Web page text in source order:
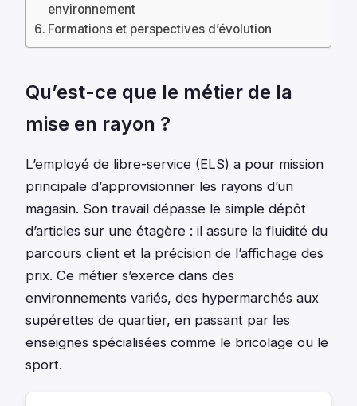
environnement
Formations et perspectives d’évolution
Qu’est-ce que le métier de la
mise en rayon ?
L’employé de libre-service (ELS) a pour mission
principale d’approvisionner les rayons d’un
magasin. Son travail dépasse le simple dépôt
d’articles sur une étagère : il assure la fluidité du
parcours client et la précision de l’affichage des
prix. Ce métier s’exerce dans des
environnements variés, des hypermarchés aux
supérettes de quartier, en passant par les
enseignes spécialisées comme le bricolage ou le
sport.